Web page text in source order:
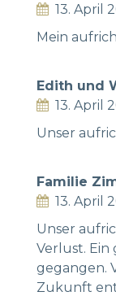
13. April
Mein
Edith und
13. April
Unser
Familie
13. April
Unser
Verlust. Ein
gegangen.
Zukunft